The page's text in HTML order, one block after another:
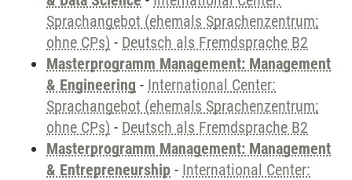
Sprachangebot (ehemals Sprachenzentrum;
ohne CPs) - Deutsch als Fremdsprache B2
Masterprogramm Management: Management
& Engineering - International Center:
Sprachangebot (ehemals Sprachenzentrum;
ohne CPs) - Deutsch als Fremdsprache B2
Masterprogramm Management: Management
& Entrepreneurship - International Center: